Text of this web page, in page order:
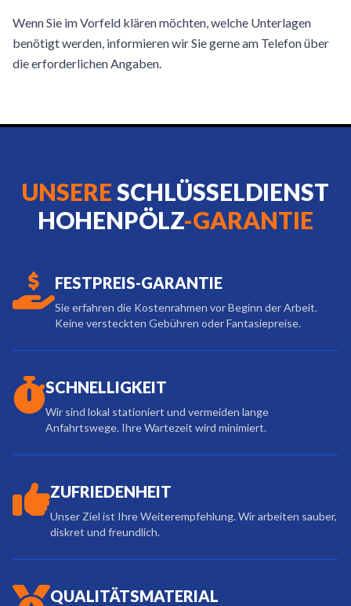
Wenn Sie im Vorfeld klären möchten, welche Unterlagen
benötigt werden, informieren wir Sie gerne am Telefon über
die erforderlichen Angaben.
UNSERESCHLÜSSELDIENST
HOHENPÖLZ-GARANTIE
FESTPREIS-GARANTIE
Sie erfahren die Kostenrahmen vor Beginn der Arbeit.
Keine versteckten Gebühren oder Fantasiepreise.
SCHNELLIGKEIT
Wir sind lokal stationiert und vermeiden lange
Anfahrtswege. Ihre Wartezeit wird minimiert.
ZUFRIEDENHEIT
Unser Ziel ist Ihre Weiterempfehlung. Wir arbeiten sauber,
diskret und freundlich.
QUALITÄTSMATERIAL